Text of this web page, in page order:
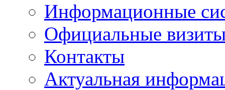
Информационные
Официальные
Контакты
Актуальная